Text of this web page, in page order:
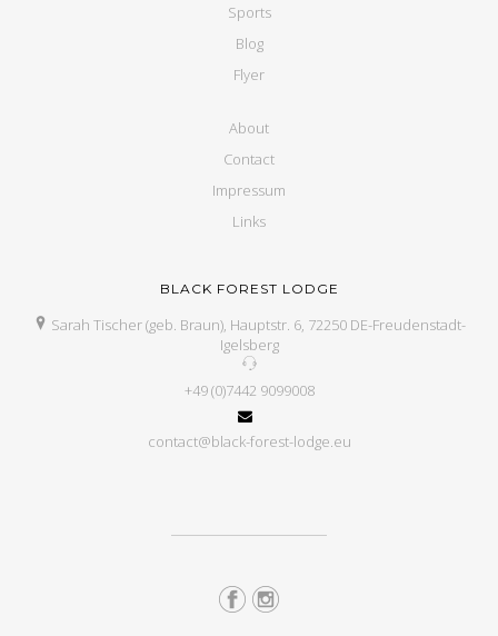
Sports
Blog
Flyer
About
Contact
Impressum
Links
BLACK FOREST LODGE
Sarah Tischer (geb. Braun), Hauptstr. 6, 72250 DE-Freudenstadt-
Igelsberg
+49 (0)7442 9099008
contact@black-forest-lodge.eu